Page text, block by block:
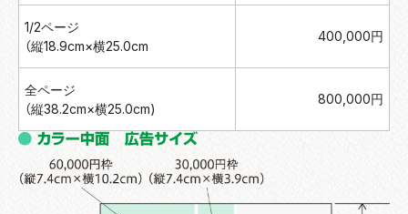
1/2ページ
（縦18.9cm×横25.0cm
400,000円
全ページ
（縦38.2cm×横25.0cm)
800,000円